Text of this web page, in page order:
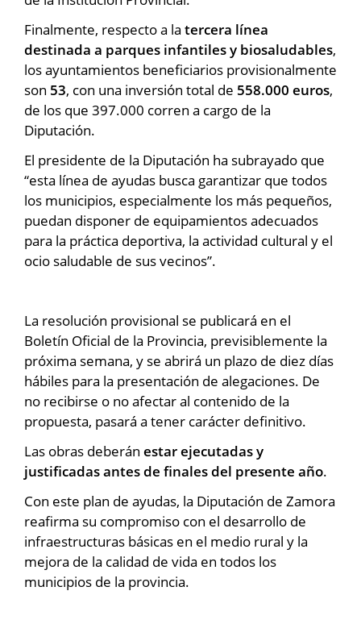
Finalmente, respecto a la tercera línea
destinada a parques infantiles y biosaludables,
los ayuntamientos beneficiarios provisionalmente
son 53, con una inversión total de 558.000 euros,
de los que 397.000 corren a cargo de la
Diputación.
El presidente de la Diputación ha subrayado que
“esta línea de ayudas busca garantizar que todos
los municipios, especialmente los más pequeños,
puedan disponer de equipamientos adecuados
para la práctica deportiva, la actividad cultural y el
ocio saludable de sus vecinos”.
La resolución provisional se publicará en el
Boletín Oficial de la Provincia, previsiblemente la
próxima semana, y se abrirá un plazo de diez días
hábiles para la presentación de alegaciones. De
no recibirse o no afectar al contenido de la
propuesta, pasará a tener carácter definitivo.
Las obras deberán estar ejecutadas y
justificadas antes de finales del presente año.
Con este plan de ayudas, la Diputación de Zamora
reafirma su compromiso con el desarrollo de
infraestructuras básicas en el medio rural y la
mejora de la calidad de vida en todos los
municipios de la provincia.